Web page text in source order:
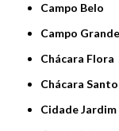
Campo Belo
Campo Grande
Chácara Flora
Chácara
Cidade Jardim